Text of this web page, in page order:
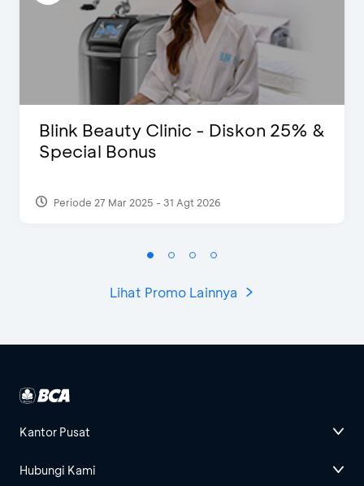
Blink Beauty Clinic - Diskon 25% &
Special Bonus
Periode 27 Mar 2025 - 31 Agt 2026
Lihat Promo Lainnya
Kantor Pusat
Hubungi Kami